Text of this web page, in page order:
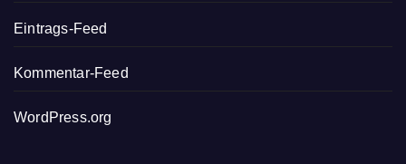
Eintrags-Feed
Kommentar-Feed
WordPress.org